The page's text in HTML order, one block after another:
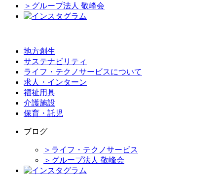
＞グループ法人 敬峰会
地方創生
サステナビリティ
ライフ・テクノサービスについて
求人・インターン
福祉用具
介護施設
保育・託児
ブログ
＞ライフ・テクノサービス
＞グループ法人 敬峰会